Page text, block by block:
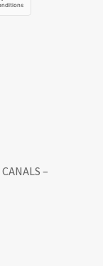
CANALS –